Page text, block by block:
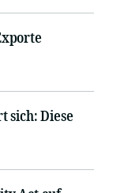
sich: Diese